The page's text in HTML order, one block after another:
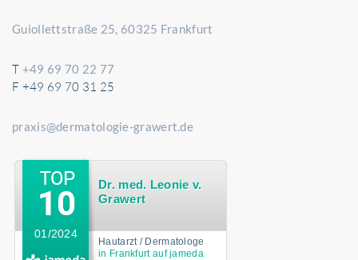
Guiollettstraße 25, 60325 Frankfurt
T +49 69 70 22 77
F +49 69 70 31 25
praxis@dermatologie-grawert.de
Dr. med. Leonie v.
Grawert
Hautarzt / Dermatologe
in Frankfurt auf jameda
01/2024